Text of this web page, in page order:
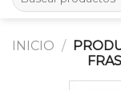
por:
INICIO /